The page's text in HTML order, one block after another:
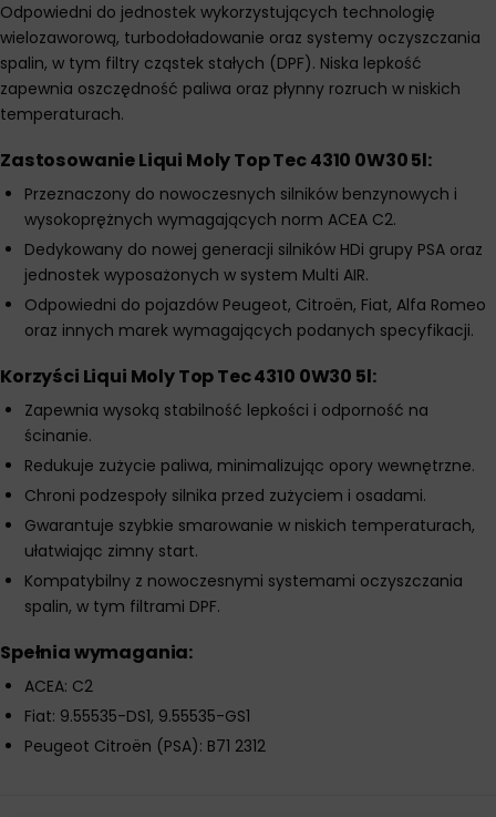
Odpowiedni do jednostek wykorzystujących technologię
wielozaworową, turbodoładowanie oraz systemy oczyszczania
spalin, w tym filtry cząstek stałych (DPF). Niska lepkość
zapewnia oszczędność paliwa oraz płynny rozruch w niskich
temperaturach.
Zastosowanie Liqui Moly Top Tec 4310 0W30 5l:
Przeznaczony do nowoczesnych silników benzynowych i
wysokoprężnych wymagających norm ACEA C2.
Dedykowany do nowej generacji silników HDi grupy PSA oraz
jednostek wyposażonych w system Multi AIR.
Odpowiedni do pojazdów Peugeot, Citroën, Fiat, Alfa Romeo
oraz innych marek wymagających podanych specyfikacji.
Korzyści Liqui Moly Top Tec 4310 0W30 5l:
Zapewnia wysoką stabilność lepkości i odporność na
ścinanie.
Redukuje zużycie paliwa, minimalizując opory wewnętrzne.
Chroni podzespoły silnika przed zużyciem i osadami.
Gwarantuje szybkie smarowanie w niskich temperaturach,
ułatwiając zimny start.
Kompatybilny z nowoczesnymi systemami oczyszczania
spalin, w tym filtrami DPF.
Spełnia wymagania:
ACEA: C2
Fiat: 9.55535-DS1, 9.55535-GS1
Peugeot Citroën (PSA): B71 2312